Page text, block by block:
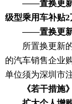
——置换更新
级型乘用车补贴
——置换更新
所置换更新的
的汽车销售企业
单位须为深圳市
《若干措施》